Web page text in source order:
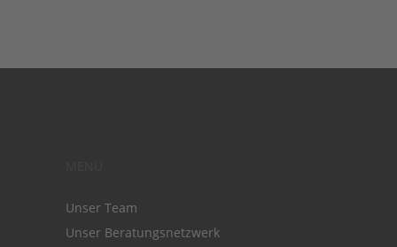
Unser Team
Unser Beratungsnetzwerk